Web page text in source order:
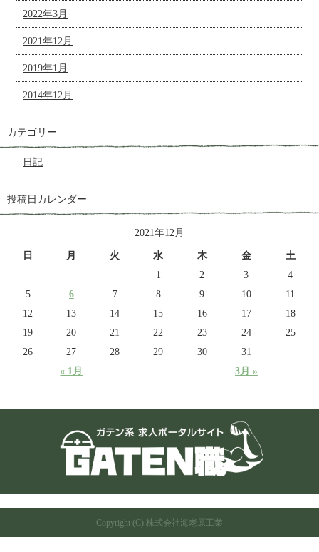
2022年3月
2021年12月
2019年1月
2014年12月
カテゴリー
日記
投稿日カレンダー
2021年12月
日 月 火 水 木 金 土
« 1月 3月 »
1 2 3
4
5
6 7 8 9 10
11
12
13 14 15 16 17
18
19
20 21 22 23 24
25
26
27 28 29 30 31
Copyright (C) 株式会社海老原工業